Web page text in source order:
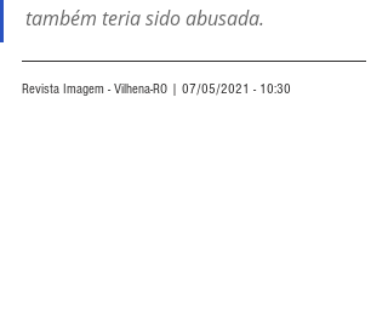
também teria sido abusada.
Revista Imagem - Vilhena-RO | 07/05/2021 - 10:30